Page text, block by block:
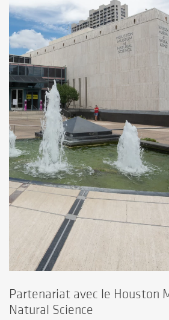
Partenariat avec le Houston
Natural Science